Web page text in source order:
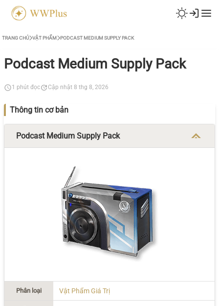
TRANG CHỦ VẬT PHẨM PODCAST MEDIUM SUPPLY PACK
Podcast Medium Supply Pack
1 phút đọc Cập nhật 8 thg 8, 2026
Thông tin cơ bản
Podcast Medium Supply Pack
Phân loại Vật Phẩm Giá Trị